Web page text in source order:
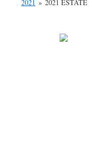
2021 » 2021 ESTATE